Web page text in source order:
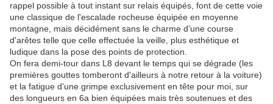
rappel possible à tout instant sur relais équipés, font de cette voie
une classique de l'escalade rocheuse équipée en moyenne
montagne, mais décidément sans le charme d'une course
d'arêtes telle que celle effectuée la veille, plus esthétique et
ludique dans la pose des points de protection.
On fera demi-tour dans L8 devant le temps qui se dégrade (les
premières gouttes tomberont d'ailleurs à notre retour à la voiture)
et la fatigue d'une grimpe exclusivement en tête pour moi, sur
des longueurs en 6a bien équipées mais très soutenues et des